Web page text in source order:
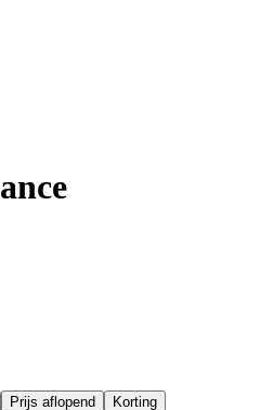
Prijs aflopend Korting